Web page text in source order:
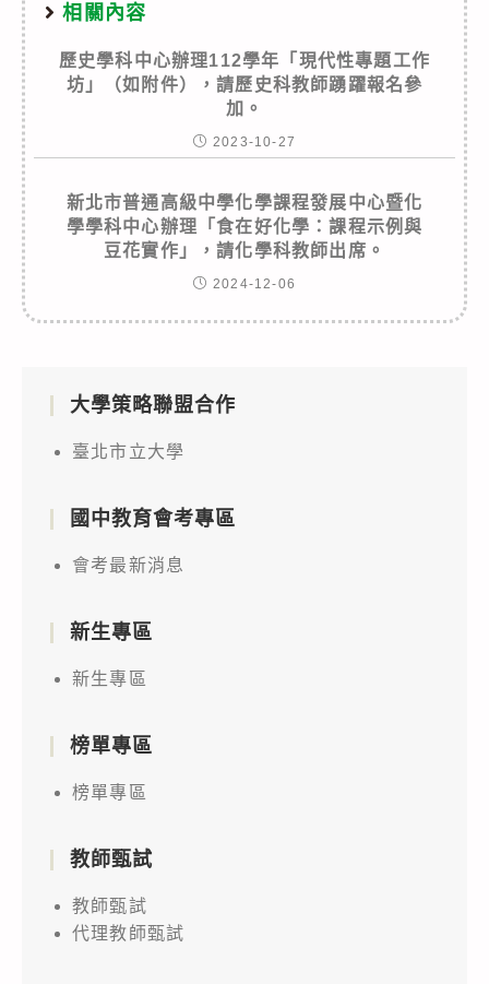
相關內容
歷史學科中心辦理112學年「現代性專題工作
坊」（如附件），請歷史科教師踴躍報名參
加。
2023-10-27
新北市普通高級中學化學課程發展中心暨化
學學科中心辦理「食在好化學：課程示例與
豆花實作」，請化學科教師出席。
2024-12-06
大學策略聯盟合作
臺北市立大學
國中教育會考專區
會考最新消息
新生專區
新生專區
榜單專區
榜單專區
教師甄試
教師甄試
代理教師甄試